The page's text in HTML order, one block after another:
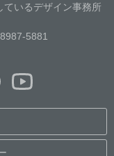
ているデザイン事務所
5881